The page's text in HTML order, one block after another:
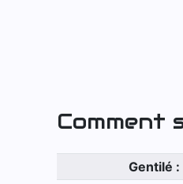
Comment
Gentilé :